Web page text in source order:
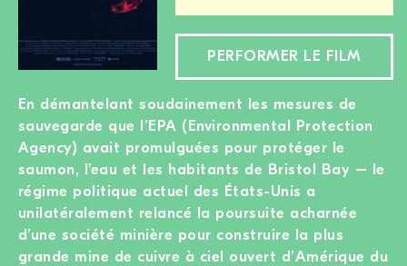
PERFORMER LE FILM
En démantelant soudainement les mesures de
sauvegarde que l’EPA (Environmental Protection
Agency) avait promulguées pour protéger le
saumon, l’eau et les habitants de Bristol Bay – le
régime politique actuel des États-Unis a
unilatéralement relancé la poursuite acharnée
d’une société minière pour construire la plus
grande mine de cuivre à ciel ouvert d’Amérique du